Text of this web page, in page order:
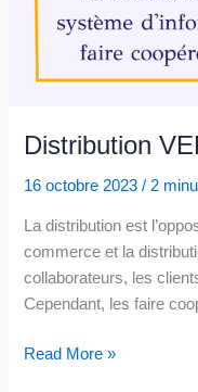
Distribution
16 octobre 2023/ 2
La distribution est
commerce et la
collaborateurs, les
Cependant, les faire
Distribution VERSUS
Read More »